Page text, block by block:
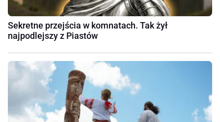
Sekretne przejścia w komnatach. Tak żył
najpodlejszy z Piastów